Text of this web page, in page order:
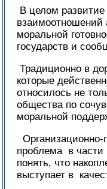
В целом
моральной
государств и
Традиционно в
которые
относилось не
общества по
моральной
Организационно-
проблема в части
понять, что
выступает в